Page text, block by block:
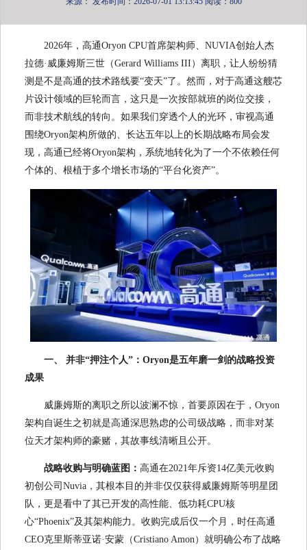
2026年，高通Oryon CPU首席架构师、NUVIA创始人杰
拉德·威廉姆斯三世（Gerard Williams III）离职，让人纷纷猜
测是不是高通的技术路线要“变天”了。然而，对于高通这艘芯
片设计领域的巨轮而言，这只是一次按部就班的岗位交接，
而非技术航线的转向。如果我们穿透个人的光环，审视高通
围绕Oryon架构所做的、长达五年以上的长期战略布局会发
现，高通已经将Oryon架构，系统地转化为了一个不依赖任何
个体的、根植于多个增长市场的“平台化资产”。
一、 并非“押注个人”：Oryon是五年磨一剑的战略投资
成果
威廉姆斯的离职之所以波澜不惊，首要原因在于，Oryon
架构自诞生之初就是高通深思熟虑的公司级战略，而非对某
位天才架构师的豪赌，其故事线清晰且公开。
战略收购与明确蓝图： 高通在2021年斥资14亿美元收购
初创公司Nuvia，其根本目的并非仅仅获得威廉姆斯等明星团
队，更是看中了其已开发的高性能、低功耗CPU核
心“Phoenix”及其架构能力。收购完成后仅一个月，时任高通
CEO克里斯蒂亚诺·安蒙（Cristiano Amon）就明确公布了战略